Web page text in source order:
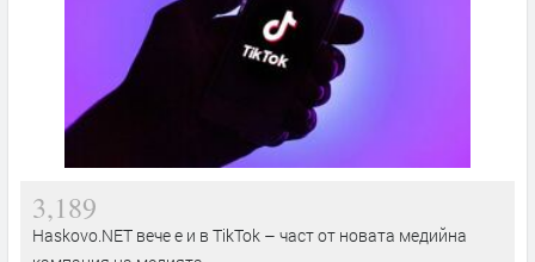
3,189
Haskovo.NET вече е и в TikTok – част от новата медийна